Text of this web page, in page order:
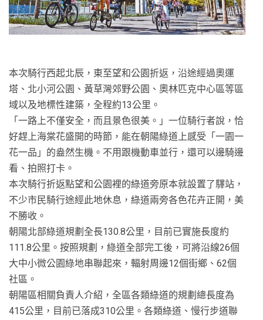
本次騎行西起北辰，東至望和公園折返，沿途經過奧運
塔、北小河公園、黃草灣郊野公園、奧林匹克中心區等區
域以及地標性建築，全程約13公里。
「一路上不僅安全，而且景色很美。」一位騎行者說，恰
好趕上海棠花盛開的時節，能在朝陽綠道上感受「一園一
花一品」的盎然生機。不用跟機動車並行，還可以邊騎邊
看、拍照打卡。
本次騎行折返點望和公園裡的綠道旁原本就設置了驛站，
不少市民騎行途經此地休息，綠道兩旁各色花卉正開，美
不勝收。
朝陽北部綠道規劃全長130.8公里，目前已實施長度約
111.8公里。按照規劃，綠道全部完工後，可將沿線26個
大中小微公園綠地串聯起來，輻射周邊12個街鄉、62個
社區。
朝陽區相關負責人介紹，全區各類綠道的規劃總長度為
415公里，目前已落成310公里。各類綠道、慢行步道聯